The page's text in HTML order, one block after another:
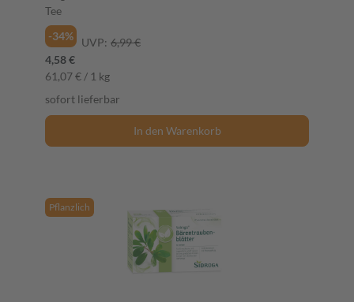
Tee
-34%
UVP: 6,99 €
4,58 €
61,07 € / 1 kg
sofort lieferbar
In den Warenkorb
Pflanzlich